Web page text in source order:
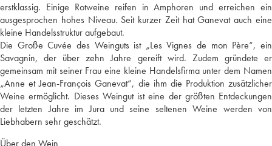
erstklassig. Einige Rotweine reifen in Amphoren und erreichen ein
ausgesprochen hohes Niveau. Seit kurzer Zeit hat Ganevat auch eine
kleine Handelsstruktur aufgebaut.
Die Große Cuvée des Weinguts ist „Les Vignes de mon Père“, ein
Savagnin, der über zehn Jahre gereift wird. Zudem gründete er
gemeinsam mit seiner Frau eine kleine Handelsfirma unter dem Namen
„Anne et Jean-François Ganevat“, die ihm die Produktion zusätzlicher
Weine ermöglicht. Dieses Weingut ist eine der größten Entdeckungen
der letzten Jahre im Jura und seine seltenen Weine werden von
Liebhabern sehr geschätzt.
Über den Wein